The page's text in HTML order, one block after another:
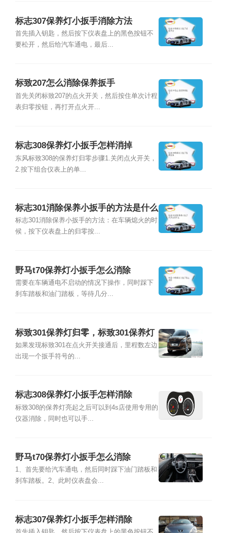
标志307保养灯小扳手消除方法
首先插入钥匙，然后按下仪表盘上的黑色按钮不
要松开，然后给汽车通电，最后...
标致207怎么消除保养扳手
首先关闭标致207的点火开关，然后按住单次计程
表归零按钮，再打开点火开...
标志308保养灯小扳手怎样消掉
东风标致308的保养灯归零步骤1.关闭点火开关，
2.按下组合仪表上的单...
标志301消除保养小扳手的方法是什么
标志301消除保养小扳手的方法：在车辆熄火的时
候，按下仪表盘上的归零按...
野马t70保养灯小扳手怎么消除
需要在车辆通电不启动的情况下操作，同时踩下
刹车踏板和油门踏板，等待几分...
标致301保养灯归零，标致301保养灯
小扳手怎样消除
如果发现标致301在点火开关接通后，里程数左边
出现一个扳手符号的...
标志308保养灯小扳手怎样消除
标致308的保养灯亮起之后可以到4s店使用专用的
仪器消除，同时也可以手...
野马t70保养灯小扳手怎么消除
1、首先要给汽车通电，然后同时踩下油门踏板和
刹车踏板。2、此时仪表盘会...
标志307保养灯小扳手怎样消除